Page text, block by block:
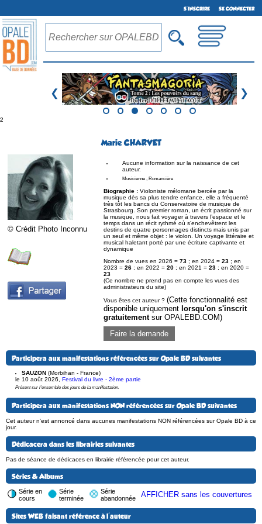
S'INSCRIRE SE CONNECTER
❮ ❯
²
Marie CHARVET
© Crédit Photo Inconnu
Aucune information sur la naissance de cet
auteur.
Musicienne , Romancière
Biographie : Violoniste mélomane bercée par la
musique dès sa plus tendre enfance, elle a fréquenté
très tôt les bancs du Conservatoire de musique de
Strasbourg. Son premier roman, un écrit passionné sur
la musique, nous fait voyager à travers l’espace et le
temps dans un récit rythmé où s’enchevêtrent les
destins de quatre personnages distincts mais unis par
un seul et même objet : le violon. Un voyage littéraire et
musical haletant porté par une écriture captivante et
dynamique
Nombre de vues en 2026 = 73 ; en 2024 = 23 ; en
2023 = 26 ; en 2022 = 20 ; en 2021 = 23 ; en 2020 =
23
(Ce nombre ne prend pas en compte les vues des
administrateurs du site)
Vous êtes cet auteur ? (Cette fonctionnalité est
disponible uniquement lorsqu'on s'inscrit
gratuitementsur OPALEBD.COM)
Faire la demande
Participera aux manifestations référencées sur Opale BD suivantes
SAUZON (Morbihan - France)
le 10 août 2026
Festival du livre - 2ème partie
Présent sur l'ensemble des jours de la manifestation.
Participera aux manifestations NON référencées sur Opale BD suivantes
Cet auteur n'est annoncé dans aucunes manifestations NON référencées sur Opale BD à ce
jour.
Dédicacera dans les librairies suivantes
Pas de séance de dédicaces en librairie référencée pour cet auteur.
Séries & Albums
Série en
cours
Série
terminée
Série
abandonnée
AFFICHER sans les couvertures
Sites WEB faisant référence à l'auteur